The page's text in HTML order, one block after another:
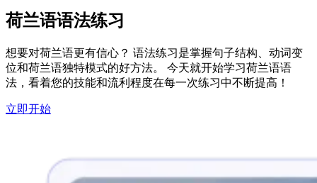
荷兰语语法练习
想要对荷兰语更有信心？ 语法练习是掌握句子结构、动词变
位和荷兰语独特模式的好方法。 今天就开始学习荷兰语语
法，看着您的技能和流利程度在每一次练习中不断提高！
立即开始